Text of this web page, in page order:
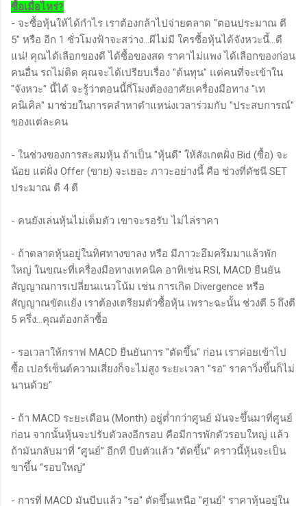
ซื้อเมื่อไหร่?
- จะซื้อหุ้นให้ได้กำไร เราต้องกล้าไปจ่ายตลาด "ตอนประมาณ ตี
5" หรือ อีก 1 ชั่วโมงฟ้าจะสว่าง...ผีไม่มี ใครซื้อหุ้นได้จังหวะนี้...ดี
แน่! คุณได้เลือกของดี ได้ซื้อของสด ราคาไม่แพง ได้เลือกของก่อน
คนอื่น รถไม่ติด คุณจะได้เปรียบเรื่อง "ต้นทุน" แต่คนที่จะเข้าใน
"จังหวะ" นี้ได้ จะรู้ว่าตอนนี้กี่โมงต้องอาศัยเครื่องมือทาง "เท
คนิเคิล" มาช่วยในการคลำหาตำแหน่งเวลาร่วมกับ "ประสบการณ์"
ของแต่ละคน
- ในช่วงของการสะสมหุ้น ถ้าเป็น "หุ้นดี" ให้สังเกตฝั่ง Bid (ซื้อ) จะ
น้อย แต่ฝั่ง Offer (ขาย) จะเยอะ ภาวะอย่างนี้ คือ ช่วงที่ดัชนี SET
ประมาณ ตี 4 ตี
- คนยังเล่นหุ้นไม่เต็มตัว เขาจะรอรับ ไม่ไล่ราคา
- ถ้าตลาดหุ้นอยู่ในทิศทางขาลง หรือ มีภาวะอึมครึมมาแล้วพัก
ใหญ่ ในขณะที่เครื่องมือทางเทคนิค อาทิเช่น RSI, MACD ยืนยัน
สัญญาณการเปลี่ยนแนวโน้ม เช่น การเกิด Divergence หรือ
สัญญาณขัดแย้ง เราต้องเตรียมตัวซื้อหุ้น เพราะฉะนั้น ช่วงตี 5 ถึงตี
5 ครึ่ง...คุณต้องกล้าซื้อ
- รอเวลาให้กราฟ MACD ยืนยันการ "ตัดขึ้น" ก่อน เราค่อยเข้าไป
ซื้อ เปอร์เซ็นต์ความเสี่ยงก็จะไม่สูง ระยะเวลา "รอ" ราคาวิ่งขึ้นก็ไม่
นานด้วย"
- ถ้า MACD ระยะเดือน (Month) อยู่ต่ำกว่าศูนย์ มันจะขึ้นมาที่ศูนย์
ก่อน จากนั้นหุ้นจะปรับตัวลงอีกรอบ คือมีการพักตัวรอบใหญ่ แล้ว
ถ้ามันกลับมาที่ “ศูนย์” อีกที บีบตัวแล้ว “ตัดขึ้น” คราวนี้หุ้นจะเป็น
ขาขึ้น “รอบใหญ่”
- การที่ MACD มันบีบแล้ว "รอ" ตัดขึ้นเหนือ "ศูนย์" ราคาหุ้นอยู่ใน